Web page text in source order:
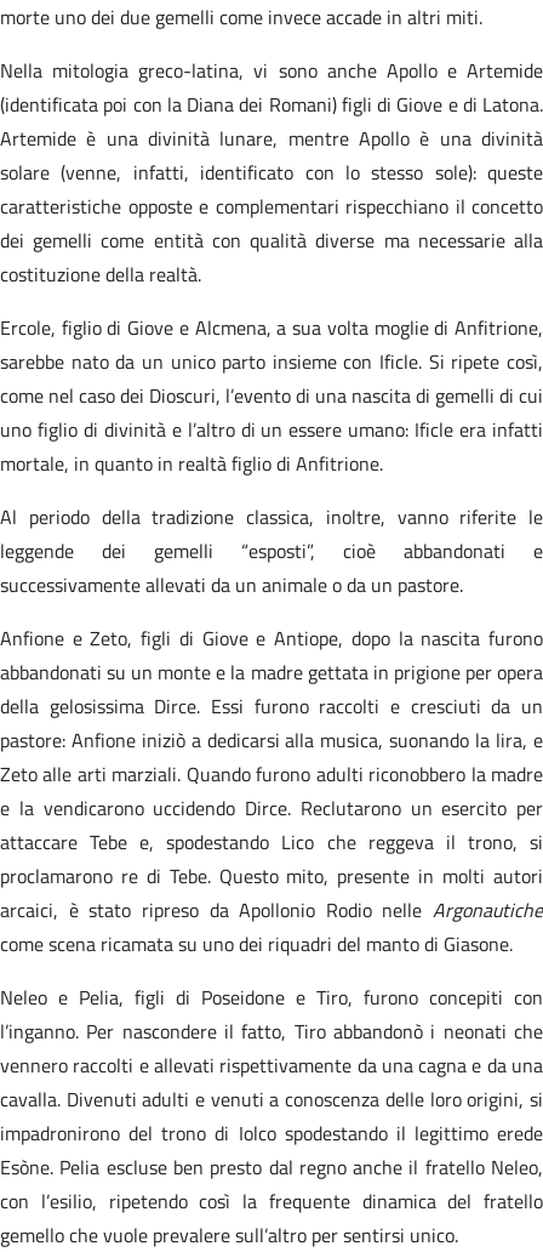
morte uno dei due gemelli come invece accade in altri miti.
Nella mitologia greco-latina, vi sono anche Apollo e Artemide
(identificata poi con la Diana dei Romani) figli di Giove e di Latona.
Artemide è una divinità lunare, mentre Apollo è una divinità
solare (venne, infatti, identificato con lo stesso sole): queste
caratteristiche opposte e complementari rispecchiano il concetto
dei gemelli come entità con qualità diverse ma necessarie alla
costituzione della realtà.
Ercole, figlio di Giove e Alcmena, a sua volta moglie di Anfitrione,
sarebbe nato da un unico parto insieme con Ificle. Si ripete così,
come nel caso dei Dioscuri, l’evento di una nascita di gemelli di cui
uno figlio di divinità e l’altro di un essere umano: Ificle era infatti
mortale, in quanto in realtà figlio di Anfitrione.
Al periodo della tradizione classica, inoltre, vanno riferite le
leggende dei gemelli “esposti”, cioè abbandonati e
successivamente allevati da un animale o da un pastore.
Anfione e Zeto, figli di Giove e Antiope, dopo la nascita furono
abbandonati su un monte e la madre gettata in prigione per opera
della gelosissima Dirce. Essi furono raccolti e cresciuti da un
pastore: Anfione iniziò a dedicarsi alla musica, suonando la lira, e
Zeto alle arti marziali. Quando furono adulti riconobbero la madre
e la vendicarono uccidendo Dirce. Reclutarono un esercito per
attaccare Tebe e, spodestando Lico che reggeva il trono, si
proclamarono re di Tebe. Questo mito, presente in molti autori
arcaici, è stato ripreso da Apollonio Rodio nelle Argonautiche
come scena ricamata su uno dei riquadri del manto di Giasone.
Neleo e Pelia, figli di Poseidone e Tiro, furono concepiti con
l’inganno. Per nascondere il fatto, Tiro abbandonò i neonati che
vennero raccolti e allevati rispettivamente da una cagna e da una
cavalla. Divenuti adulti e venuti a conoscenza delle loro origini, si
impadronirono del trono di Iolco spodestando il legittimo erede
Esòne. Pelia escluse ben presto dal regno anche il fratello Neleo,
con l’esilio, ripetendo così la frequente dinamica del fratello
gemello che vuole prevalere sull’altro per sentirsi unico.